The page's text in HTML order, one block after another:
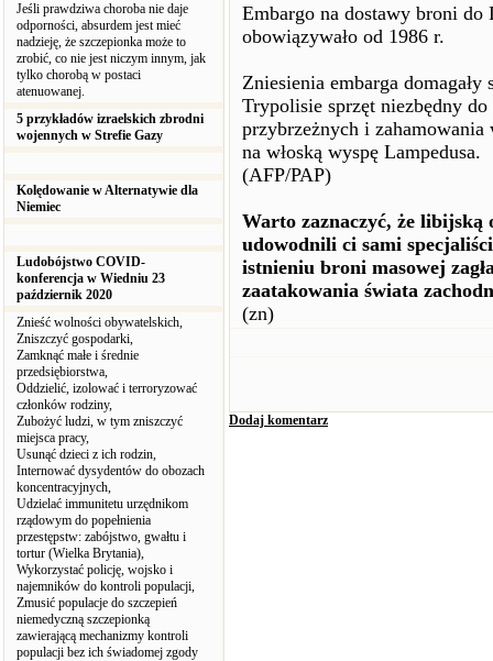
Jeśli prawdziwa choroba nie daje
odporności, absurdem jest mieć
nadzieję, że szczepionka może to
zrobić, co nie jest niczym innym, jak
tylko chorobą w postaci
atenuowanej.
5 przykładów izraelskich zbrodni
wojennych w Strefie Gazy
Kolędowanie w Alternatywie dla
Niemiec
Ludobójstwo COVID-
konferencja w Wiedniu 23
październik 2020
Znieść wolności obywatelskich,
Zniszczyć gospodarki,
Zamknąć małe i średnie
przedsiębiorstwa,
Oddzielić, izolować i terroryzować
członków rodziny,
Zubożyć ludzi, w tym zniszczyć
miejsca pracy,
Usunąć dzieci z ich rodzin,
Internować dysydentów do obozach
koncentracyjnych,
Udzielać immunitetu urzędnikom
rządowym do popełnienia
przestępstw: zabójstwo, gwałtu i
tortur (Wielka Brytania),
Wykorzystać policję, wojsko i
najemników do kontroli populacji,
Zmusić populacje do szczepień
niemedyczną szczepionką
zawierającą mechanizmy kontroli
populacji bez ich świadomej zgody
Embargo na dostawy broni
obowiązywało od 1986 r.
Zniesienia embarga domagały
Trypolisie sprzęt niezbędny
przybrzeżnych i
na włoską wyspę Lampedusa.
(AFP/PAP)
Warto zaznaczyć, że libijską
udowodnili ci sami
istnieniu broni masowej
zaatakowania świata
(zn)
Dodaj komentarz